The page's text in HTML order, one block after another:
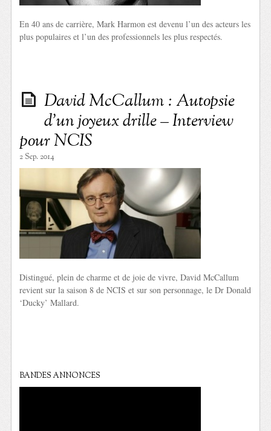
En 40 ans de carrière, Mark Harmon est devenu l’un des acteurs les
plus populaires et l’un des professionnels les plus respectés.
David McCallum : Autopsie
d’un joyeux drille – Interview
pour NCIS
2 Sep. 2014
Distingué, plein de charme et de joie de vivre, David McCallum
revient sur la saison 8 de NCIS et sur son personnage, le Dr Donald
‘Ducky’ Mallard.
BANDES ANNONCES